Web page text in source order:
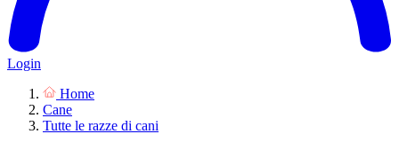
Login
Home
Cane
Tutte le razze di cani